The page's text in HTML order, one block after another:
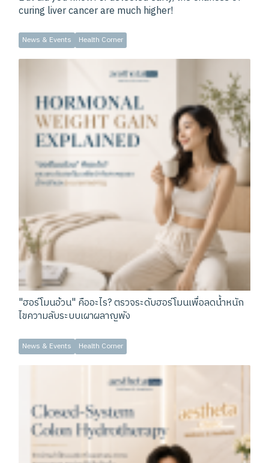
curing liver cancer are much higher!
News & Events Health Corner
"ฮอร์โมนอ้วน" คืออะไร? ตรวจระดับฮอร์โมนเพื่อลดน้ำหนัก
ไขความลับระบบเผาผลาญพัง
News & Events Health Corner